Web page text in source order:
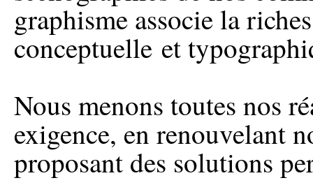
graphisme associe la
conceptuelle et
Nous menons toutes nos
exigence, en renouvelant
proposant des solutions